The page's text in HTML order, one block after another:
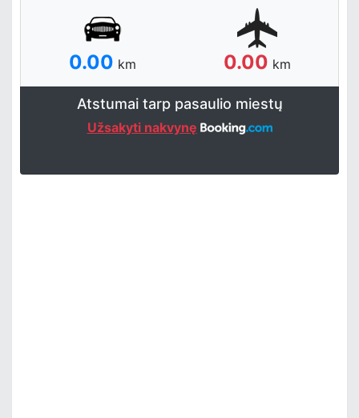
0.00 km 0.00 km
Atstumai tarp pasaulio miestų
Užsakyti nakvynę